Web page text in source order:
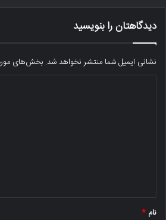
دیدگاهتان را بنویسید
نشانی ایمیل شما منتشر نخواهد شد. بخش‌های
نام *